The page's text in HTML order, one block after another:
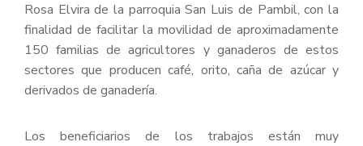
Rosa Elvira de la parroquia San Luis de Pambil, con la
finalidad de facilitar la movilidad de aproximadamente
150 familias de agricultores y ganaderos de estos
sectores que producen café, orito, caña de azúcar y
derivados de ganadería.
Los beneficiarios de los trabajos están muy